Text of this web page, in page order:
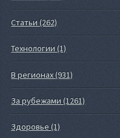
Статьи (262)
Технологии (1)
В регионах (931)
За рубежами (1261)
Здоровье (1)